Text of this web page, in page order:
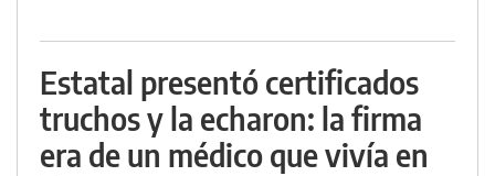
Estatal presentó certificados
truchos y la echaron: la firma
era de un médico que vivía en